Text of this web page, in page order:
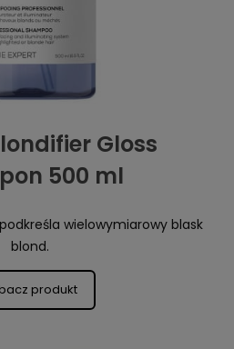
Gloss
500 ml
wielowymiarowy blask
blond.
produkt